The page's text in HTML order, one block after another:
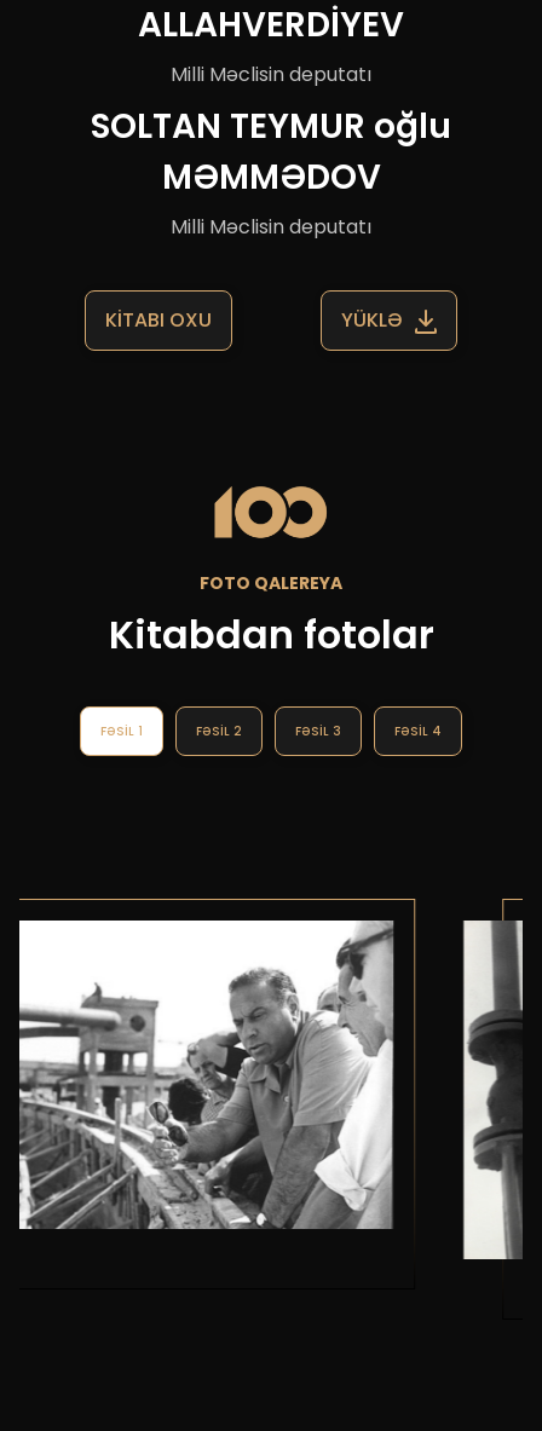
ALLAHVERDİYEV
Milli Məclisin deputatı
SOLTAN TEYMUR oğlu
MƏMMƏDOV
Milli Məclisin deputatı
KİTABI OXU YÜKLƏ
FOTO QALEREYA
Kitabdan fotolar
FƏSIL 1 FƏSIL 2 FƏSIL 3 FƏSIL 4